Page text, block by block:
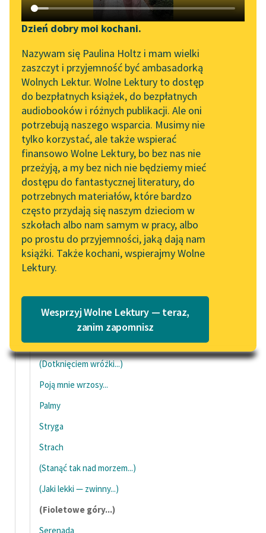
Katalog DAISY
Podkasty o książkach
Zgłoś brak utworu
Aktualności
Spotkanie z Katarzyną
Tunkiel w Oslo
Wolne Lektury na 32.
Pol’and’Rock Festivalu
„Kochanek Lady
Chatterley” do słuchania
na Wolnych Lekturach
Nowy audiobook –
„Marzenie o Oriencie”
Sophie Elkan
Kolekcja Nadwyraz.com x
Wolne Lektury – idealna na
Lektury szkolne i klasyka
literatury do słuchania dla
uczennic i uczniów z
E-kolekcja lektur
szkolnych i literatury do
słuchania dla uczennic i
uczniów z
Popularyzacja
skandynawskiej literatury
Narzędzia
Mapa Wolnych Lektur
Leśmianator
Przewodnik dla piszących i
czytających
API
OAI-PMH
Widget Wolnych Lektur
Przypisy
Katalog w formacie PDF
Dzień dobry moi kochani.
Nazywam się Paulina Holtz i mam wielki
zaszczyt i przyjemność być ambasadorką
Wolnych Lektur. Wolne Lektury to dostęp
do bezpłatnych książek, do bezpłatnych
audiobooków i różnych publikacji. Ale oni
potrzebują naszego wsparcia. Musimy nie
tylko korzystać, ale także wspierać
finansowo Wolne Lektury, bo bez nas nie
przeżyją, a my bez nich nie będziemy mieć
dostępu do fantastycznej literatury, do
potrzebnych materiałów, które bardzo
często przydają się naszym dzieciom w
szkołach albo nam samym w pracy, albo
po prostu do przyjemności, jaką dają nam
książki. Także kochani, wspierajmy Wolne
Lektury.
Wesprzyj Wolne Lektury — teraz,
zanim zapomnisz
W mroku gwiazd
W pośród Raju
Noc majowa
Stoi kamień
(Z wyżyn spoglądam...)
(Noc mi rzuciła...)
(Dotknięciem wróżki...)
Poją mnie wrzosy...
Palmy
Stryga
Strach
(Stanąć tak nad morzem...)
(Jaki lekki — zwinny...)
(Fioletowe góry...)
Serenada
pobierz książkę
czytaj online